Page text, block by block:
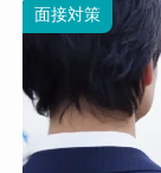
面接対策